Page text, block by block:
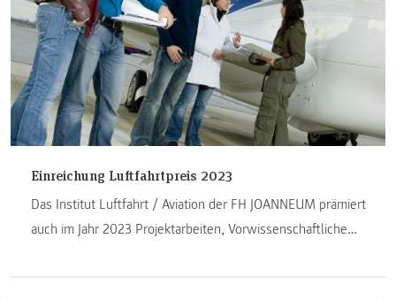
Einreichung Luftfahrtpreis 2023
Das Institut Luftfahrt / Aviation der FH JOANNEUM prämiert
auch im Jahr 2023 Projektarbeiten, Vorwissenschaftliche